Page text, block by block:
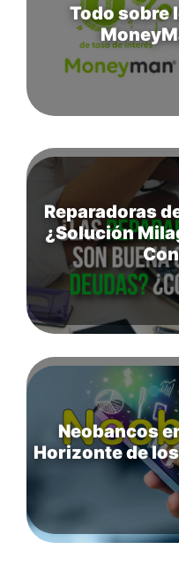
Todo sobre
Reparadoras
¿Solución
Neobancos
Horizonte de